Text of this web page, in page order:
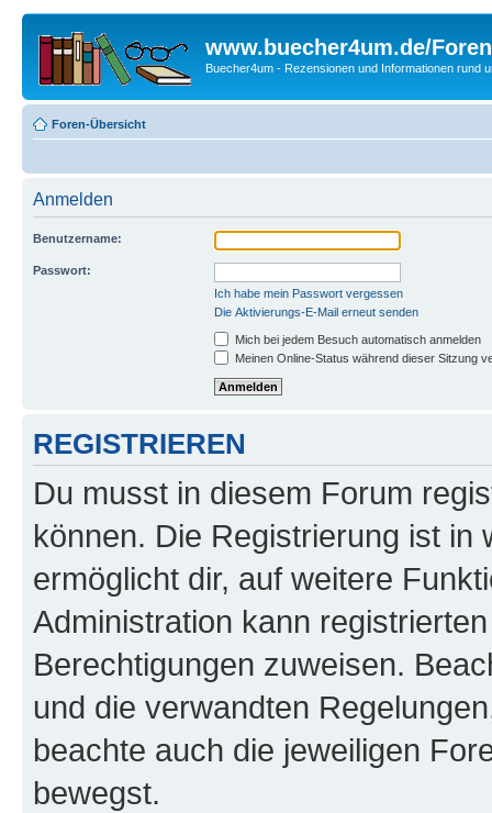
www.buecher4um.de/Foren
Buecher4um - Rezensionen und Informationen rund
Foren-Übersicht
Anmelden
Benutzername:
Passwort:
Ich habe mein Passwort vergessen
Die Aktivierungs-E-Mail erneut senden
Mich bei jedem Besuch automatisch anmelden
Meinen Online-Status während dieser Sitzung
REGISTRIEREN
Du musst in diesem Forum
können. Die Registrierung ist in
ermöglicht dir, auf weitere
Administration kann
Berechtigungen zuweisen.
und die verwandten
beachte auch die jeweiligen
bewegst.